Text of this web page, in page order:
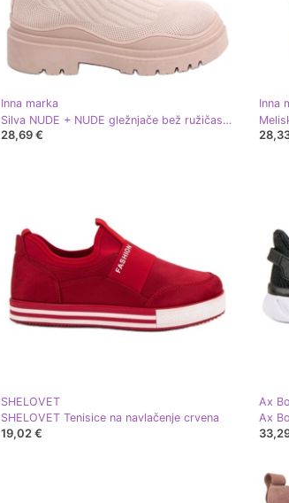
Inna marka
Silva NUDE + NUDE gležnjače bež ružičasta
28,69 €
Inna
SHELOVET
SHELOVET Tenisice na navlačenje crvena
19,02 €
Ax
Ax